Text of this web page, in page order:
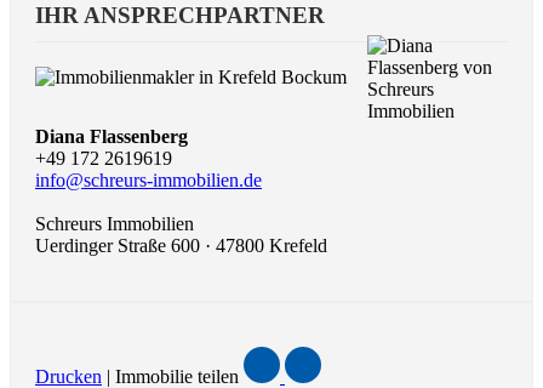
IHR ANSPRECHPARTNER
Diana Flassenberg
+49 172 2619619
info@schreurs-immobilien.de
Schreurs Immobilien
Uerdinger Straße 600 · 47800 Krefeld
Drucken | Immobilie teilen